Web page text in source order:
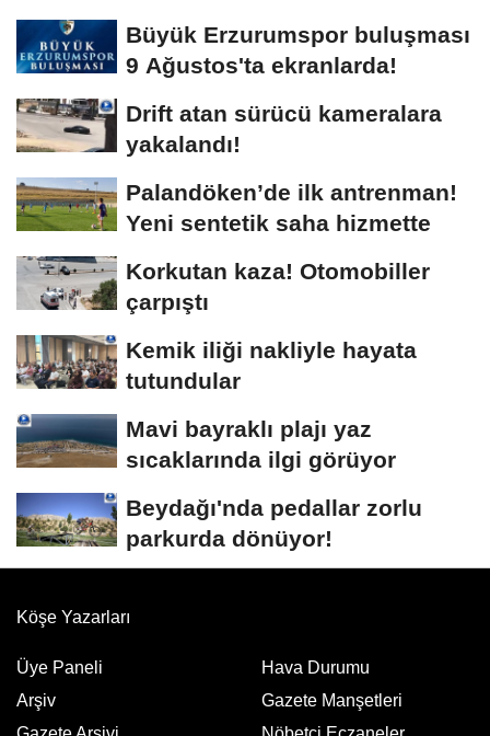
Büyük Erzurumspor buluşması
9 Ağustos'ta ekranlarda!
Drift atan sürücü kameralara
yakalandı!
Palandöken’de ilk antrenman!
Yeni sentetik saha hizmette
Korkutan kaza! Otomobiller
çarpıştı
Kemik iliği nakliyle hayata
tutundular
Mavi bayraklı plajı yaz
sıcaklarında ilgi görüyor
Beydağı'nda pedallar zorlu
parkurda dönüyor!
Köşe Yazarları
Üye Paneli
Arşiv
Hava Durumu
Gazete Manşetleri